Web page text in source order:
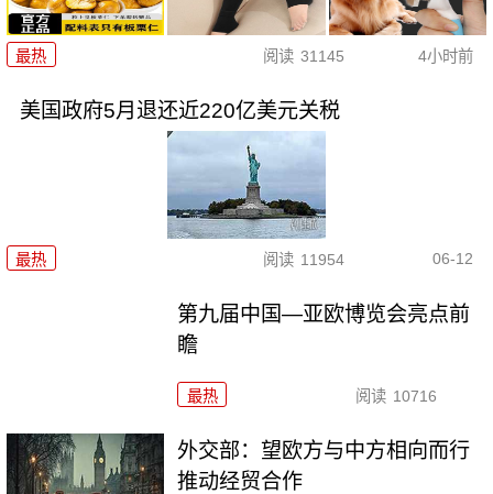
最热 阅读 31145 4小时前
美国政府5月退还近220亿美元关税
最热 阅读 11954 06-12
第九届中国—亚欧博览会亮点前
瞻
最热 阅读 10716
外交部：望欧方与中方相向而行
推动经贸合作